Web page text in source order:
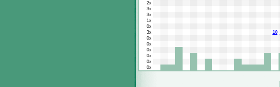
2x
3x
3x
1x
0x
3x
10
0x
0x
0x
0x
0x
0x